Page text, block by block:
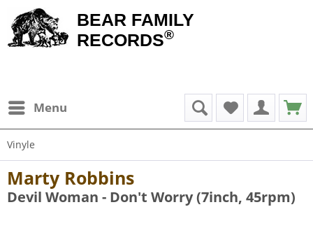
BEAR FAMILY
RECORDS®
Menu
Vinyle
Marty Robbins
Devil Woman - Don't Worry (7inch, 45rpm)